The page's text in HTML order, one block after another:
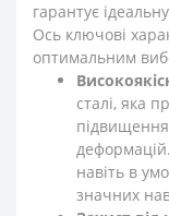
гарантує
Ось ключові
оптимальним
сталі, яка
підвищення
навіть в
значних